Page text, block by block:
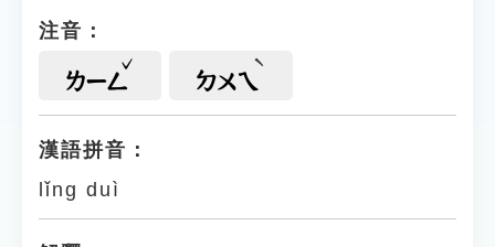
注音：
ㄌㄧㄥ ㄉㄨㄟ
漢語拼音：
lǐng duì